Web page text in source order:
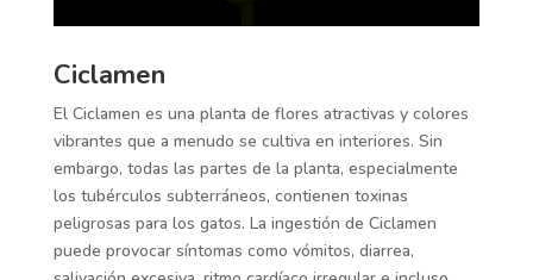
Ciclamen
El Ciclamen es una planta de flores atractivas y colores
vibrantes que a menudo se cultiva en interiores. Sin
embargo, todas las partes de la planta, especialmente
los tubérculos subterráneos, contienen toxinas
peligrosas para los gatos. La ingestión de Ciclamen
puede provocar síntomas como vómitos, diarrea,